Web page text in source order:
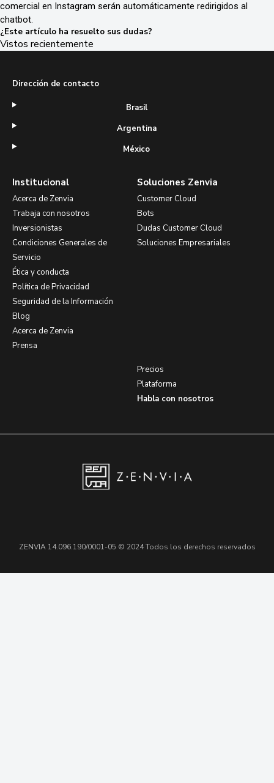
comercial en Instagram serán automáticamente redirigidos al
chatbot.
¿Este artículo ha resuelto sus dudas?
Vistos recientemente
Institucional
Acerca de Zenvia
Trabaja con nosotros
Inversionistas
Condiciones Generales de
Servicio
Ética y conducta
Política de Privacidad
Seguridad de la Información
Blog
Acerca de Zenvia
Prensa
Soluciones Zenvia
Customer Cloud
Bots
Dudas Customer Cloud
Soluciones Empresariales
Precios
Plataforma
Habla con nosotros
Dirección de contacto
Brasil
Argentina
México
ZENVIA 14.096.190/0001-05 © 2024 Todos los derechos reservados